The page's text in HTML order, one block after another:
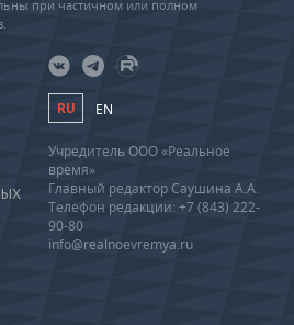
при частичном или полном
RU EN
Учредитель ООО «Реальное
время»
Главный редактор Саушина А.А.
Телефон редакции: +7 (843) 222-
90-80
info@realnoevremya.ru